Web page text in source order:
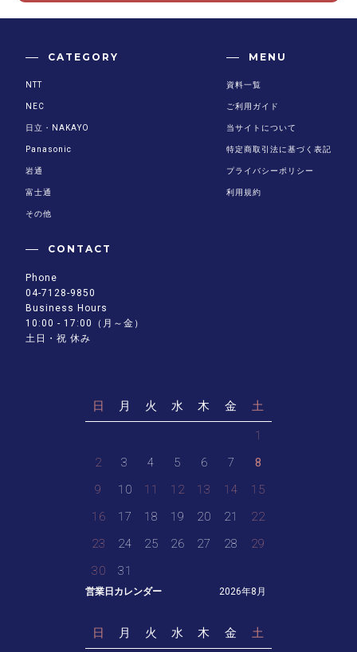
営業日カレンダー 2026年8月
日 月 火 水 木 金 土
1
2
3 4 5 6 7
8
9
10 11 12 13 14
15
16
17 18 19 20 21
22
23
24 25 26 27 28
29
30
31
日 月 火 水 木 金 土
CATEGORY
NTT
NEC
日立・NAKAYO
Panasonic
岩通
富士通
その他
MENU
資料一覧
ご利用ガイド
当サイトについて
特定商取引法に基づく表記
プライバシーポリシー
利用規約
CONTACT
Phone
04-7128-9850
Business Hours
10:00 - 17:00（月～金）
土日・祝 休み